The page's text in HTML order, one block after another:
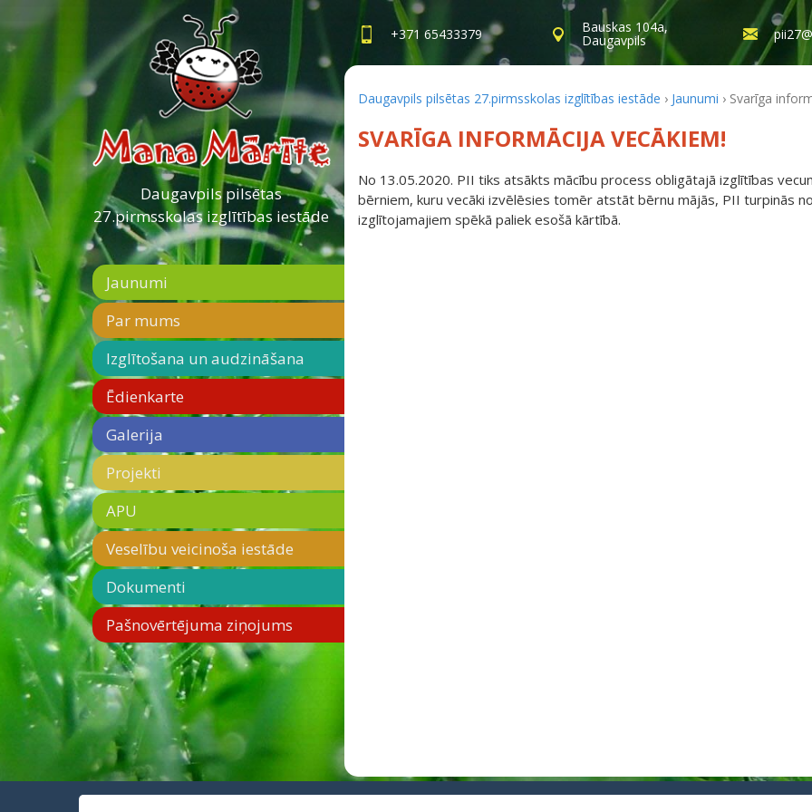
Daugavpils pilsētas
27.pirmsskolas izglītības iestāde
+371 65433379 Bauskas 104a,
Daugavpils
Jaunumi
Par mums
Izglītošana un audzināšana
Ēdienkarte
Galerija
Projekti
APU
Veselību veicinoša iestāde
Dokumenti
Pašnovērtējuma ziņojums
Daugavpils pilsētas 27.pirmsskolas izglītības iestāde › Jaunumi › Svarīga
SVARĪGA INFORMĀCIJA VECĀKIEM!
No 13.05.2020. PII tiks atsākts mācību process obligātajā izglītības
bērniem, kuru vecāki izvēlēsies tomēr atstāt bērnu mājās, PII turpinās
izglītojamajiem spēkā paliek esošā kārtībā.